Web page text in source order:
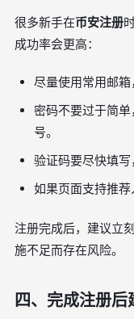
很多新手在币安注册
成功率会更高：
尽量使用常用邮箱
密码不要过于简
号。
验证码要尽快填写
如果页面支持推荐
注册完成后，建议立
施不足而存在风险。
四、完成注册